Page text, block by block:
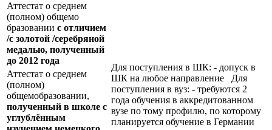
Аттестат о среднем
(полном) общемо
бразовании с отличием
/с золотой /серебряной
медалью, полученный
до 2012 года
Для поступления в ШК: - допуск в
ШК на любое направление Для
поступления в вуз: - требуются 2
года обучения в аккредитованном
вузе по тому профилю, по которому
планируется обучение в Германии
Аттестат о среднем
(полном)
общемобразовании,
полученный в школе с
углублённым